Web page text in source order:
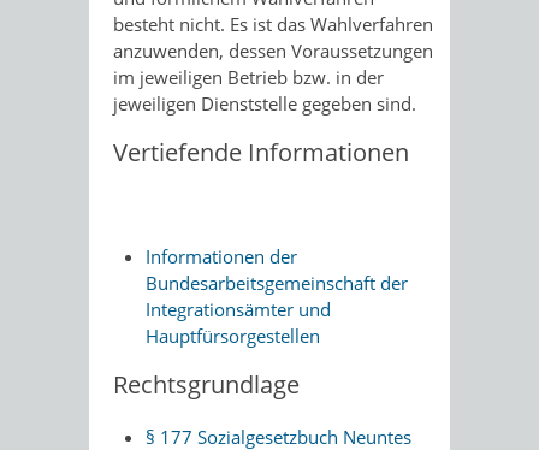
besteht nicht. Es ist das Wahlverfahren
anzuwenden, dessen Voraussetzungen
im jeweiligen Betrieb bzw. in der
jeweiligen Dienststelle gegeben sind.
Vertiefende Informationen
Informationen der
Bundesarbeitsgemeinschaft der
Integrationsämter und
Hauptfürsorgestellen
Rechtsgrundlage
§ 177 Sozialgesetzbuch Neuntes